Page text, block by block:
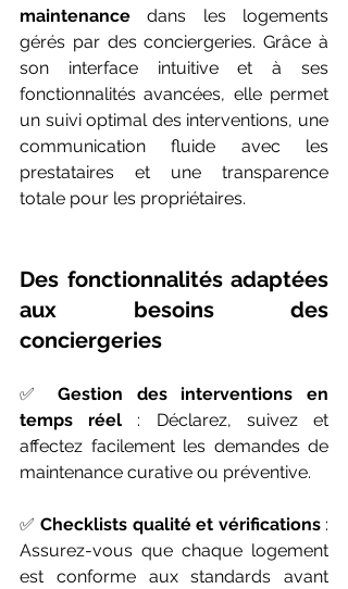
maintenance dans les logements
gérés par des conciergeries. Grâce à
son interface intuitive et à ses
fonctionnalités avancées, elle permet
un suivi optimal des interventions, une
communication fluide avec les
prestataires et une transparence
totale pour les propriétaires.
Des fonctionnalités adaptées
aux besoins des
conciergeries
✅ Gestion des interventions en
temps réel : Déclarez, suivez et
affectez facilement les demandes de
maintenance curative ou préventive.
✅ Checklists qualité et vérifications :
Assurez-vous que chaque logement
est conforme aux standards avant